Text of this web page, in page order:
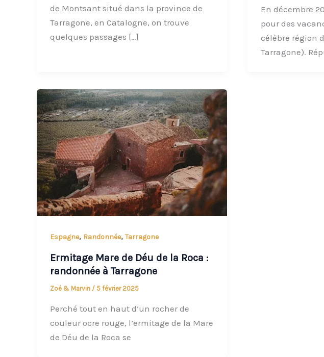
de Montsant situé dans la province de
Tarragone, en Catalogne, on trouve
quelques passages […]
En décembre
pour des
célèbre région
Tarragone).
Espagne, Randonnée, Tarragone
Ermitage Mare de Déu de la Roca :
randonnée à Tarragone
Zoé & Marvin / 5 février 2025
Perché tout en haut d’un rocher de
couleur ocre rouge, l’ermitage de la Mare
de Déu de la Roca se